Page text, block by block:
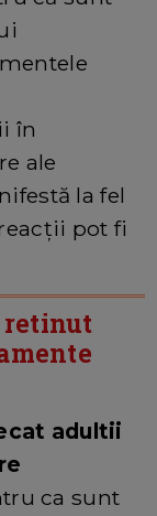
în
ale
la fel
pot fi
retinut
adultii
ca sunt